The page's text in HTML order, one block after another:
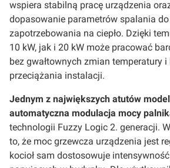
wspiera stabilną pracę urządzenia
dopasowanie parametrów spalania
zapotrzebowania na ciepło. Dzięki
10 kW, jak i 20 kW może pracować
bez gwałtownych zmian temperatury
przeciążania instalacji.
Jednym z największych atutów
automatyczna modulacja mocy
technologii Fuzzy Logic 2. generacji.
to, że moc grzewcza urządzenia jest
kocioł sam dostosowuje